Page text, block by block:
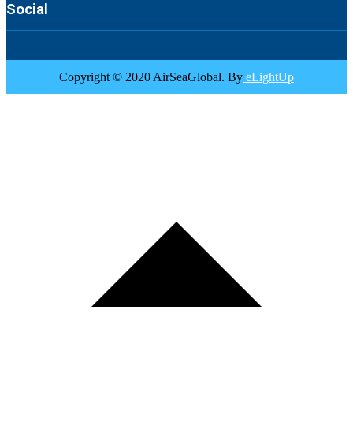
Social
Copyright © 2020 AirSeaGlobal. By eLightUp